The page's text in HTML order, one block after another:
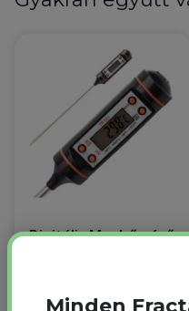
Digitális Maghőmérő
Minden